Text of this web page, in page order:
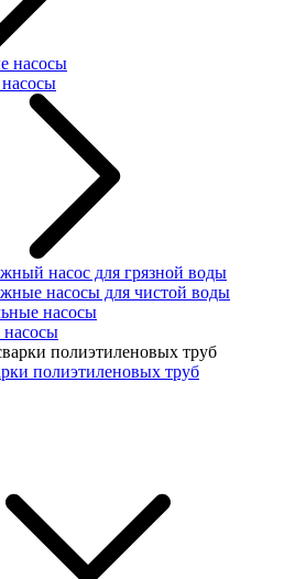
насосы
насос для грязной воды
насосы для чистой воды
насосы
насосы
полиэтиленовых труб